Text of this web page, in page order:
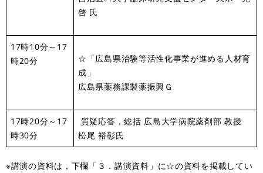
啓 氏
17時10分～17
時20分
☆「広島県治験等活性化事業が進める人材育
成」
広島県薬務課製薬振興Ｇ
17時20分～17
時30分
質疑応答，総括 広島大学病院薬剤部 教授
松尾 裕彰氏
※講演の資料は，下欄「３．講演資料」に☆の資料を掲載してい